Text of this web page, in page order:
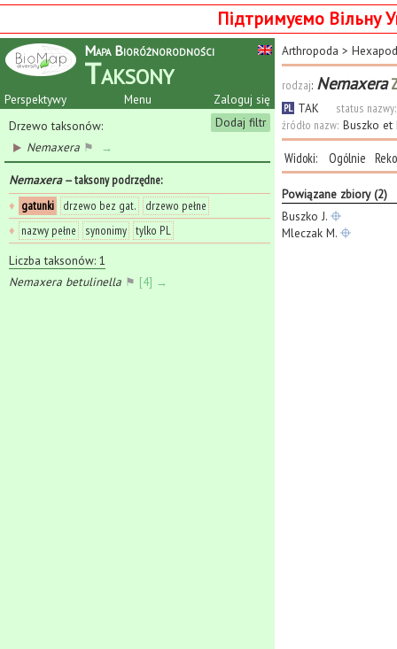
Підтримуємо Вільну
Mapa Bioróżnorodności
Taksony
Perspektywy Zaloguj się
Menu
Dodaj filtr
Drzewo taksonów:
Nemaxera ⚑ →
Nemaxera— taksony podrzędne:
♦ gatunki drzewo bez gat.
drzewo pełne
♦ nazwy pełne synonimy tylko PL
Liczba taksonów: 1
Nemaxera betulinella ⚑ [4] →
Arthropoda >
rodzaj: Nemaxera
PL TAK
status nazwy:
źródło nazw: Buszko et
Widoki: Ogólnie
Powiązane zbiory (2)
Buszko J.
Mleczak M.